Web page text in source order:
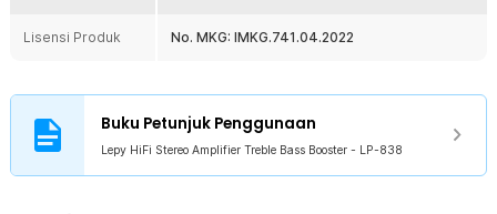
Lisensi Produk No. MKG: IMKG.741.04.2022
Buku Petunjuk Penggunaan
Lepy HiFi Stereo Amplifier Treble Bass Booster - LP-838